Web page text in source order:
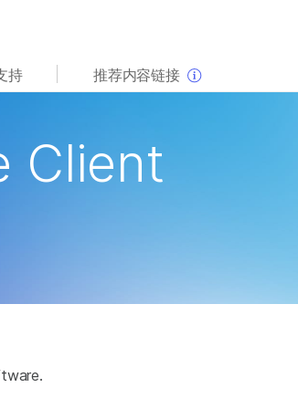
持 推荐内容链接
Client
。选择您感兴趣的领域:
遗传病和罕见病